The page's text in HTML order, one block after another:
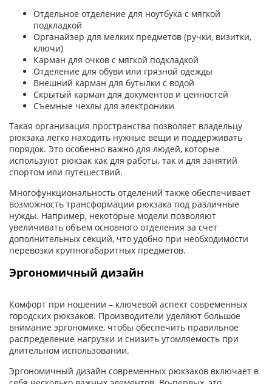
Отдельное отделение для ноутбука с мягкой
подкладкой
Органайзер для мелких предметов (ручки, визитки,
ключи)
Карман для очков с мягкой подкладкой
Отделение для обуви или грязной одежды
Внешний карман для бутылки с водой
Скрытый карман для документов и ценностей
Съемные чехлы для электроники
Такая организация пространства позволяет владельцу
рюкзака легко находить нужные вещи и поддерживать
порядок. Это особенно важно для людей, которые
используют рюкзак как для работы, так и для занятий
спортом или путешествий.
Многофункциональность отделений также обеспечивает
возможность трансформации рюкзака под различные
нужды. Например, некоторые модели позволяют
увеличивать объем основного отделения за счет
дополнительных секций, что удобно при необходимости
перевозки крупногабаритных предметов.
Эргономичный дизайн
Комфорт при ношении – ключевой аспект современных
городских рюкзаков. Производители уделяют большое
внимание эргономике, чтобы обеспечить правильное
распределение нагрузки и снизить утомляемость при
длительном использовании.
Эргономичный дизайн современных рюкзаков включает в